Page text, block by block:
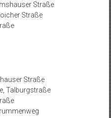
Straße
Straße
Straße
Talburgstraße